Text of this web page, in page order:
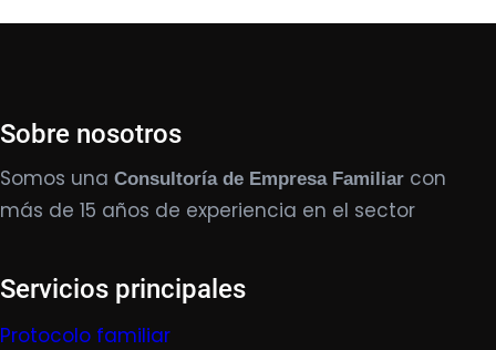
Sobre nosotros
Somos una Consultoría de Empresa Familiar con
más de 15 años de experiencia en el sector
Servicios principales
Protocolo familiar